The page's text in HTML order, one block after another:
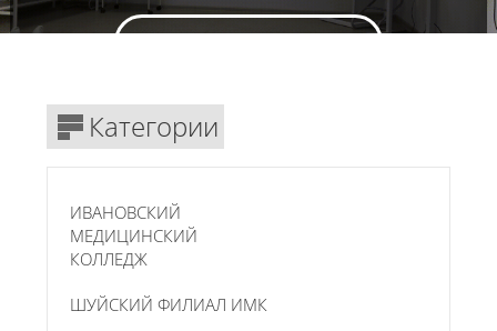
Блоки
Категории
ИВАНОВСКИЙ
МЕДИЦИНСКИЙ
КОЛЛЕДЖ
ШУЙСКИЙ ФИЛИАЛ ИМК